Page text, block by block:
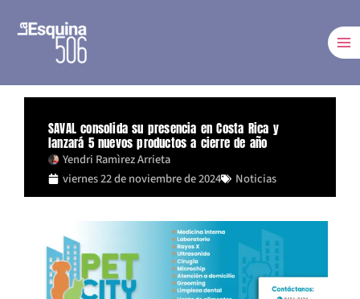
SAVAL consolida su presencia en Costa Rica y
lanzará 5 nuevos productos a cierre de año
Yendri Ramìrez Arrieta
viernes 22 de noviembre de 2024
Noticias